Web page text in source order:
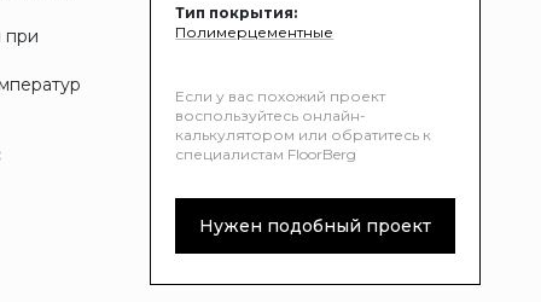
при
Тип покрытия:
Полимерцементные
Если у вас похожий проект
воспользуйтесь онлайн-
калькулятором или обратитесь к
специалистам FloorBerg
Нужен подобный проект